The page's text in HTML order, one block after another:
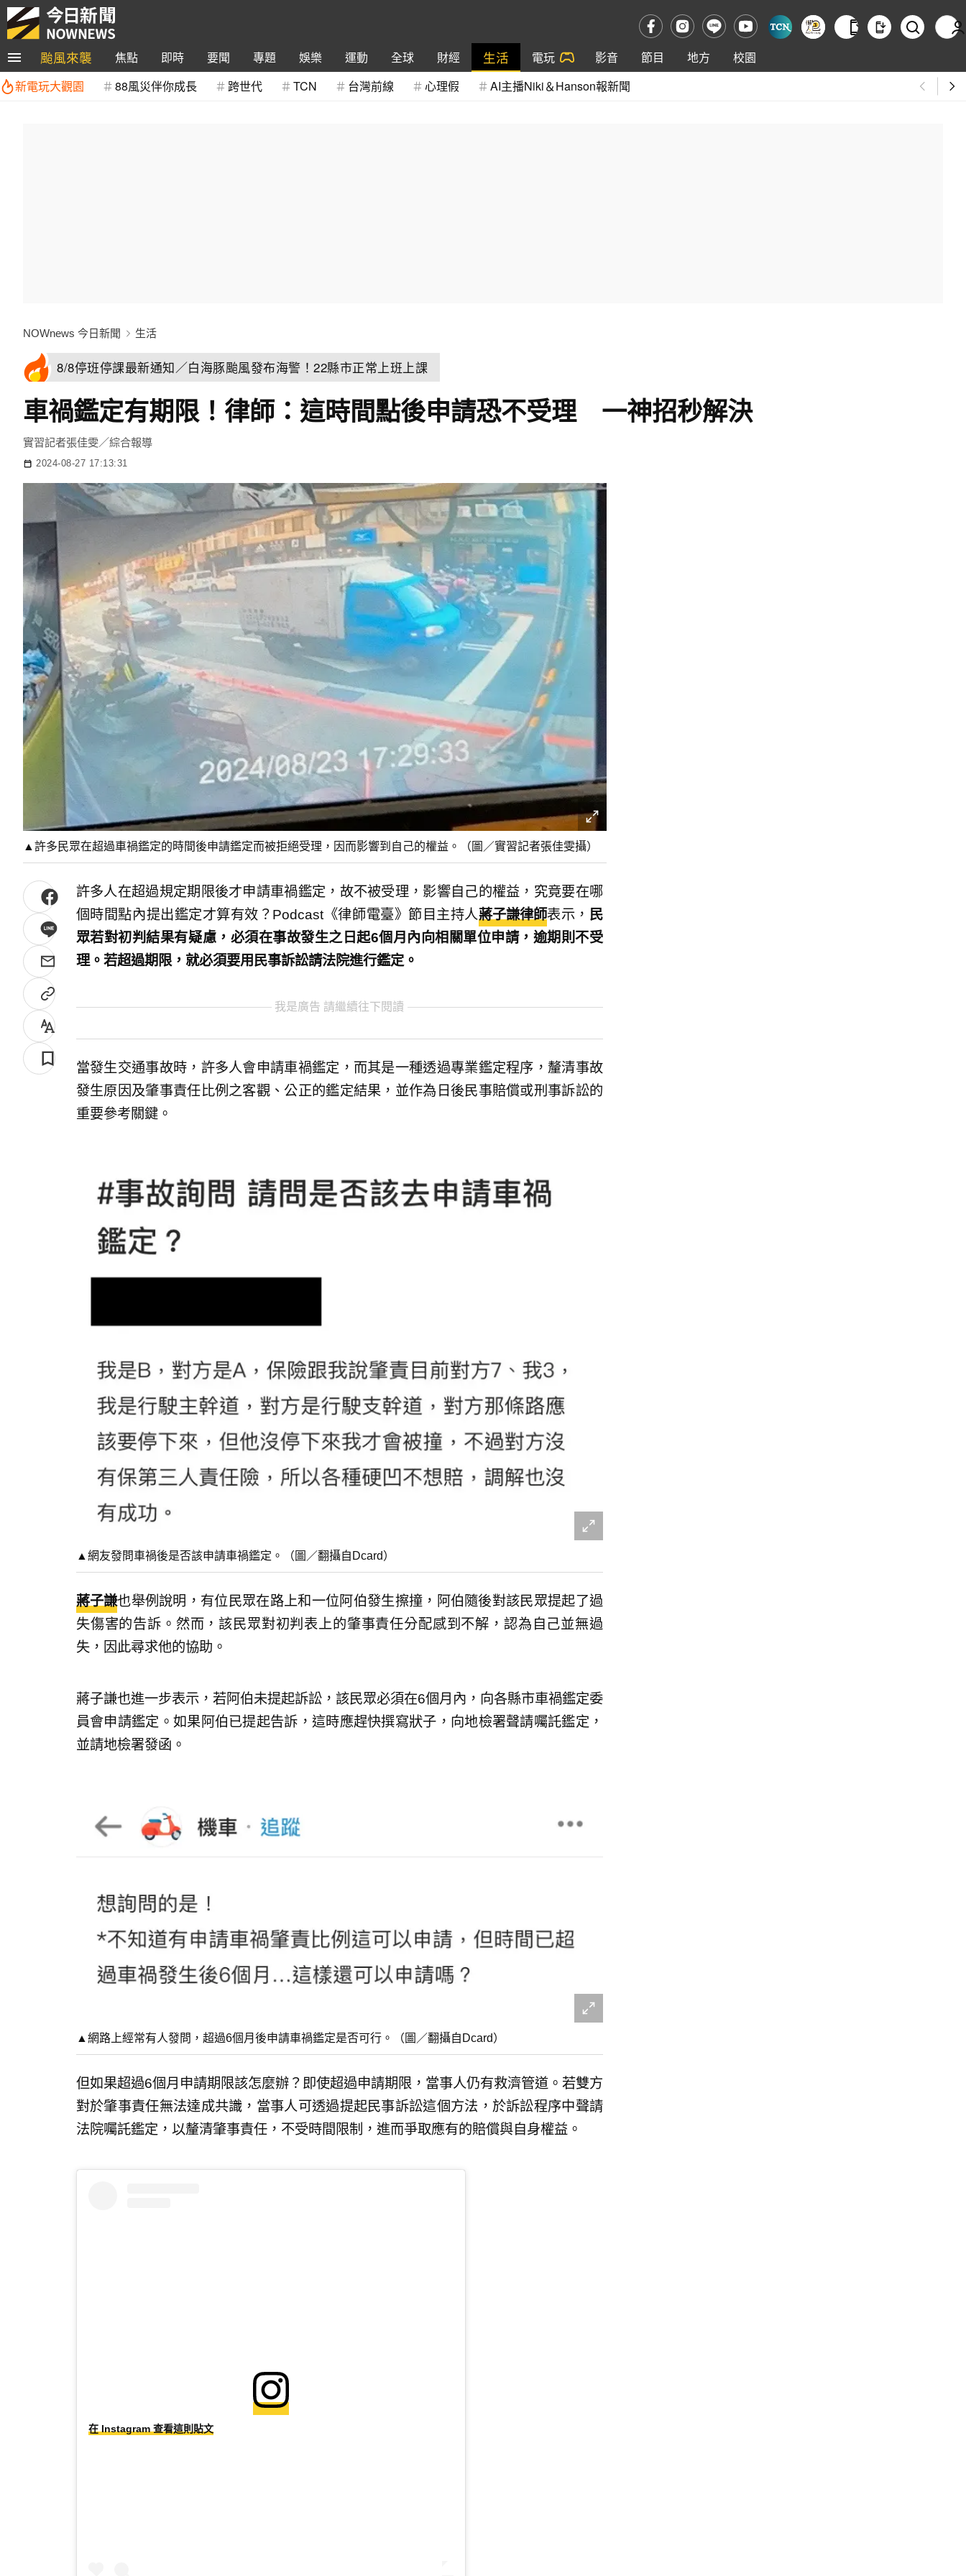
颱風來襲 焦點 即時 要聞 專題 娛樂 運動 全球 財經 生活 電玩 影音 節目 地方
校園
新電玩大觀園
88風災伴你成長 跨世代 TCN 台灣前線 心理假 AI主播Niki＆Hanson報新聞
NOWnews 今日新聞 生活
8/8停班停課最新通知／白海豚颱風發布海警！22縣市正常上班上課
車禍鑑定有期限！律師：這時間點後申請恐不受理 一神招秒解決
實習記者張佳雯／綜合報導
2024-08-27 17:13:31
▲許多民眾在超過車禍鑑定的時間後申請鑑定而被拒絕受理，因而影響到自己的權益。（圖／實習記者張佳雯攝）
許多人在超過規定期限後才申請車禍鑑定，故不被受理，影響自己的權益，究竟要在哪
個時間點內提出鑑定才算有效？Podcast《律師電臺》節目主持人蔣子謙律師表示， 民
眾若對初判結果有疑慮，必須在事故發生之日起6個月內向相關單位申請，逾期則不受
理。若超過期限，就必須要用民事訴訟請法院進行鑑定。
我是廣告 請繼續往下閱讀
當發生交通事故時，許多人會申請車禍鑑定，而其是一種透過專業鑑定程序，釐清事故
發生原因及肇事責任比例之客觀、公正的鑑定結果，並作為日後民事賠償或刑事訴訟的
重要參考關鍵。
▲網友發問車禍後是否該申請車禍鑑定。（圖／翻攝自Dcard）
蔣子謙也舉例說明，有位民眾在路上和一位阿伯發生擦撞，阿伯隨後對該民眾提起了過
失傷害的告訴。然而，該民眾對初判表上的肇事責任分配感到不解，認為自己並無過
失，因此尋求他的協助。
蔣子謙也進一步表示，若阿伯未提起訴訟，該民眾必須在6個月內，向各縣市車禍鑑定委
員會申請鑑定。如果阿伯已提起告訴，這時應趕快撰寫狀子，向地檢署聲請囑託鑑定，
並請地檢署發函。
▲網路上經常有人發問，超過6個月後申請車禍鑑定是否可行。（圖／翻攝自Dcard）
但如果超過6個月申請期限該怎麼辦？即使超過申請期限，當事人仍有救濟管道。若雙方
對於肇事責任無法達成共識，當事人可透過提起民事訴訟這個方法，於訴訟程序中聲請
法院囑託鑑定，以釐清肇事責任，不受時間限制，進而爭取應有的賠償與自身權益。
在 Instagram 查看這則貼文